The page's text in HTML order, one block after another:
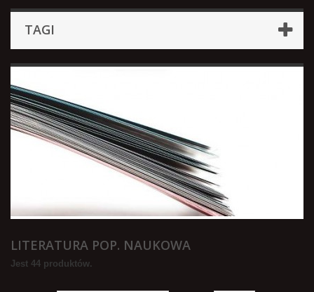
TAGI
LITERATURA POP. NAUKOWA
Jest 44 produktów.